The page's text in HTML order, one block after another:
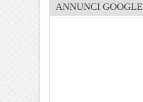
ANNUNCI GOOGLE